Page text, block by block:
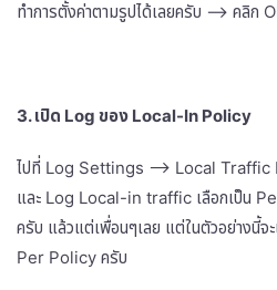
ทำการตั้งค่าตามรูปได้เลยครับ –> คลิก
3. เปิด Log ของ Local-In Policy
ไปที่ Log Settings –> Local Traffic
และ Log Local-in traffic เลือกเป็น
ครับ แล้วแต่เพื่อนๆเลย แต่ในตัวอย่างนี้
Per Policy ครับ